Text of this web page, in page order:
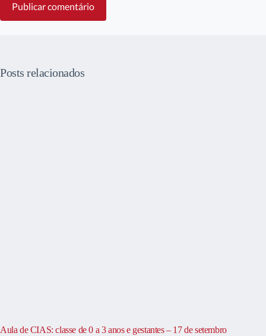
Publicar comentário
Posts relacionados
Aula de CIAS: classe de 0 a 3 anos e gestantes – 17 de setembro